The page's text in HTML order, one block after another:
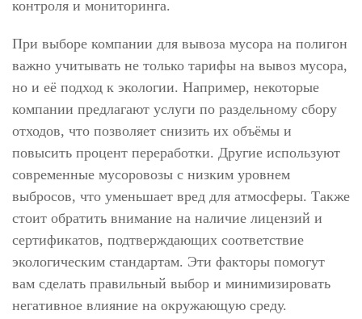
контроля и мониторинга.
При выборе компании для вывоза мусора на полигон
важно учитывать не только тарифы на вывоз мусора,
но и её подход к экологии. Например, некоторые
компании предлагают услуги по раздельному сбору
отходов, что позволяет снизить их объёмы и
повысить процент переработки. Другие используют
современные мусоровозы с низким уровнем
выбросов, что уменьшает вред для атмосферы. Также
стоит обратить внимание на наличие лицензий и
сертификатов, подтверждающих соответствие
экологическим стандартам. Эти факторы помогут
вам сделать правильный выбор и минимизировать
негативное влияние на окружающую среду.